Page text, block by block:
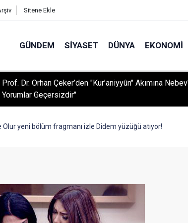
Sitene Ekle
GÜNDEM SIYASET DÜNYA EKONOMI
Prof. Dr. Orhan Çeker’den "Kur’aniyyûn" Akımına
Yorumlar Geçersizdir"
Olur yeni bölüm fragmanı izle Didem yüzüğü atıyor!